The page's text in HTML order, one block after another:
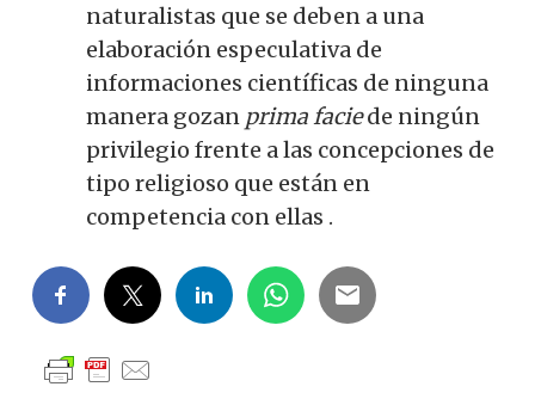
naturalistas que se deben a una
elaboración especulativa de
informaciones científicas de ninguna
manera gozan prima faciede ningún
privilegio frente a las concepciones de
tipo religioso que están en
competencia con ellas .